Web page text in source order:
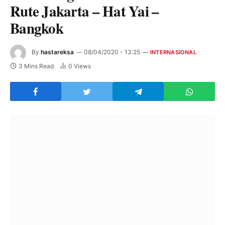
Rute Jakarta – Hat Yai –
Bangkok
By hastareksa 08/04/2020 - 13:25 INTERNASIONAL
3 Mins Read 0 Views